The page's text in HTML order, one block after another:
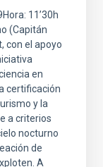
11’30h
(Capitán
con el apoyo
en
certificación
y la
a criterios
nocturno
de
A